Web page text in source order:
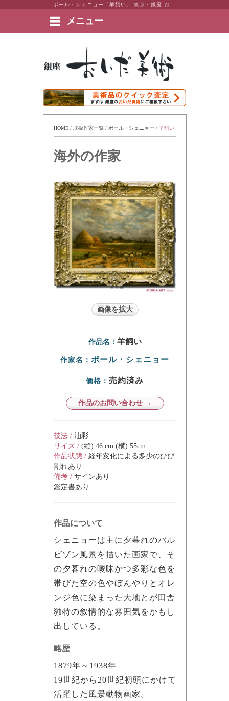
メニュー
絵画など美術品の販売と買取 | 東京・銀座 おいだ美術
HOME / 取扱作家一覧 / ポール・シェニョー / 羊飼い
海外の作家
画像を拡大
作品名： 羊飼い
作家名： ポール・シェニョー
価格： 売約済み
作品のお問い合わせ →
技法 / 油彩
サイズ / (縦) 46 cm (横) 55cm
作品状態 / 経年変化による多少のひび
割れあり
備考 / サインあり
鑑定書あり
作品について
シェニョーは主に夕暮れのバル
ビゾン風景を描いた画家で、そ
の夕暮れの曖昧かつ多彩な色を
帯びた空の色やぼんやりとオレ
ンジ色に染まった大地とが田舎
独特の叙情的な雰囲気をかもし
出している。
略歴
1879年～1938年
19世紀から20世紀初頭にかけて
活躍した風景動物画家。